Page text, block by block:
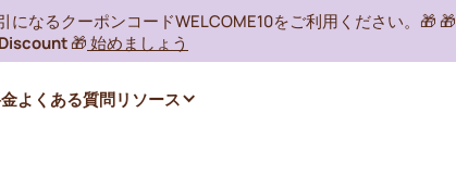
なるクーポンコードWELCOME10をご利用ください。🎁 🎁
🎁 始めましょう
よくある質問リソース